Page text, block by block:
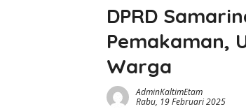
DPRD
Pemakaman,
Warga
AdminKaltimEtam
Rabu, 19 Februari 2025